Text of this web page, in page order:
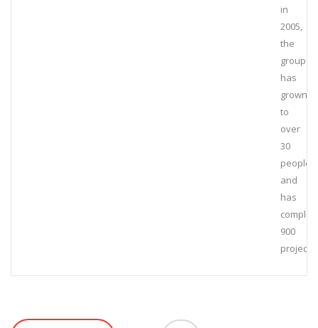
in
2005,
the
group
has
grown
to
over
30
people
and
has
900
projects